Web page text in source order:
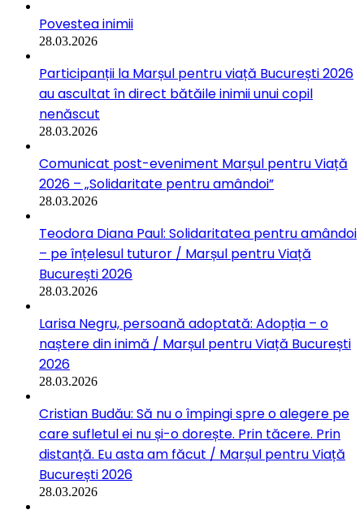
Povestea inimii
28.03.2026
Participanții la Marșul pentru viață București 2026
au ascultat în direct bătăile inimii unui copil
nenăscut
28.03.2026
Comunicat post-eveniment Marșul pentru Viață
2026 – „Solidaritate pentru amândoi”
28.03.2026
Teodora Diana Paul: Solidaritatea pentru amândoi
– pe înțelesul tuturor / Marșul pentru Viață
București 2026
28.03.2026
Larisa Negru, persoană adoptată: Adopția – o
naștere din inimă / Marșul pentru Viață București
2026
28.03.2026
Cristian Budău: Să nu o împingi spre o alegere pe
care sufletul ei nu și-o dorește. Prin tăcere. Prin
distanță. Eu asta am făcut / Marșul pentru Viață
București 2026
28.03.2026